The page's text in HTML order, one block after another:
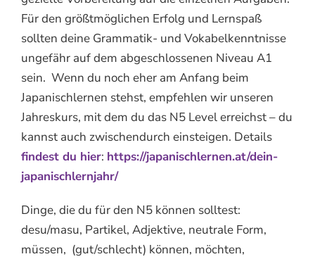
Für den größtmöglichen Erfolg und Lernspaß
sollten deine Grammatik- und Vokabelkenntnisse
ungefähr auf dem abgeschlossenen Niveau A1
sein. Wenn du noch eher am Anfang beim
Japanischlernen stehst, empfehlen wir unseren
Jahreskurs, mit dem du das N5 Level erreichst – du
kannst auch zwischendurch einsteigen. Details
findest du hier: https://japanischlernen.at/dein-
japanischlernjahr/
Dinge, die du für den N5 können solltest:
desu/masu, Partikel, Adjektive, neutrale Form,
müssen, (gut/schlecht) können, möchten,